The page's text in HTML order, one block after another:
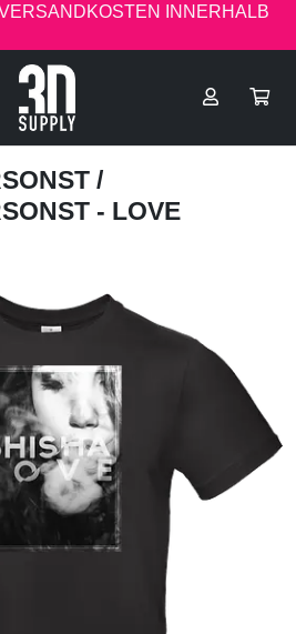
INNERHALB
/
- LOVE